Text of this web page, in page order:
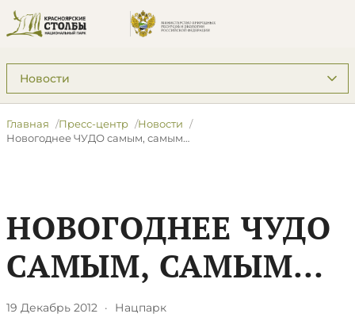
Подразделы: Пресс-центр
Главная Пресс-центр
Новости
Новогоднее ЧУДО самым, самым…
НОВОГОДНЕЕ ЧУДО
САМЫМ, САМЫМ…
19 Декабрь 2012 · Нацпарк